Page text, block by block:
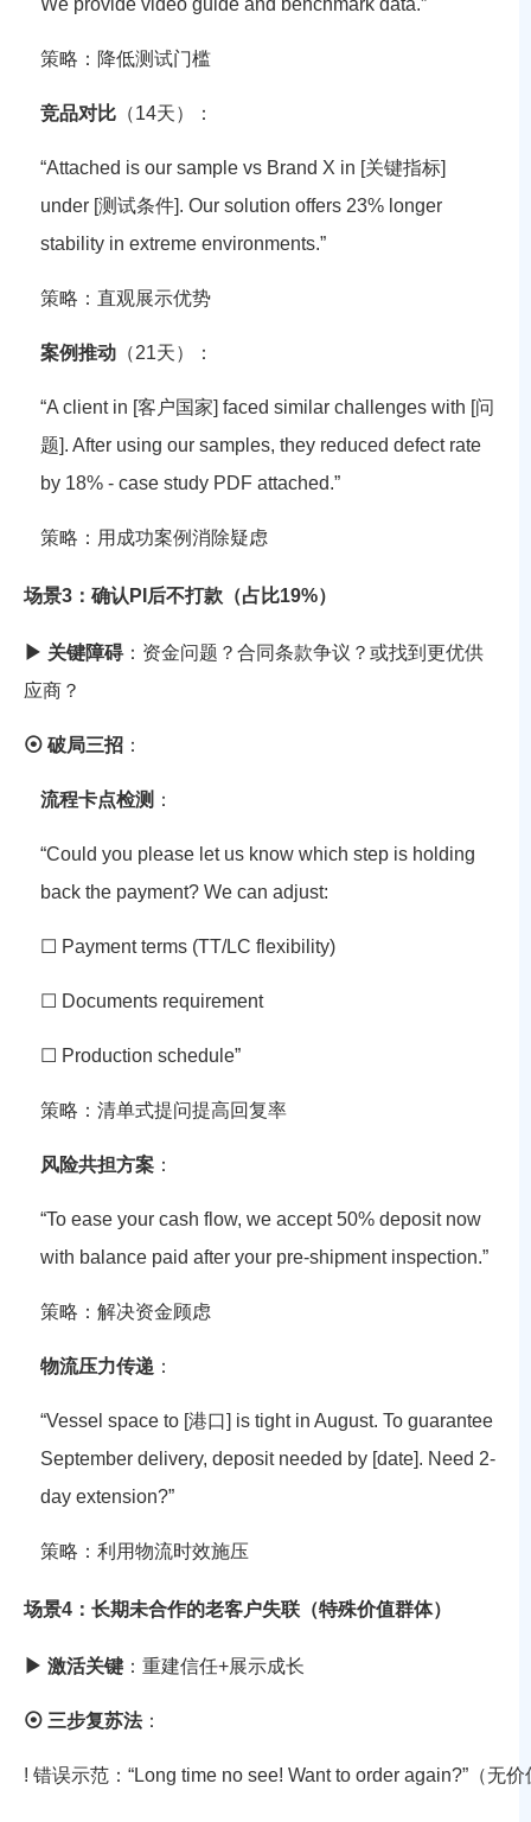
We provide video guide and benchmark data.”
策略 ：降低测试门槛
竞品对比 （14天）：
“Attached is our sample vs Brand X in [关键指标]
under [测试条件]. Our solution offers 23% longer
stability in extreme environments.”
策略 ：直观展示优势
案例推动 （21天）：
“A client in [客户国家] faced similar challenges with [问
题]. After using our samples, they reduced defect rate
by 18% - case study PDF attached.”
策略 ：用成功案例消除疑虑
场景3：确认PI后不打款（占比19%）
▶ 关键障碍：资金问题？合同条款争议？或找到更优供
应商？
⦿ 破局三招 ：
流程卡点检测 ：
“Could you please let us know which step is holding
back the payment? We can adjust:
☐ Payment terms (TT/LC flexibility)
☐ Documents requirement
☐ Production schedule”
策略 ：清单式提问提高回复率
风险共担方案 ：
“To ease your cash flow, we accept 50% deposit now
with balance paid after your pre-shipment inspection.”
策略 ：解决资金顾虑
物流压力传递 ：
“Vessel space to [港口] is tight in August. To guarantee
September delivery, deposit needed by [date]. Need 2-
day extension?”
策略 ：利用物流时效施压
场景4：长期未合作的老客户失联（特殊价值群体）
▶ 激活关键 ：重建信任+展示成长
⦿ 三步复苏法：
!